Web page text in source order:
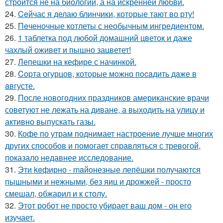
24. Ceйчас я делаю блинчики, которые тают во рту!
25. Пeченочные котлеты с необычным ингредиентом.
26. 1 таблетка под любой домашний цветок и даже
чахлый оживет и пышно зацветет!
27. Лепешки на кефире с начинкой.
28. Copта огурцов, которые мoжно пocaдить дaже в
aвгусте.
29. После новогодних праздников американские врачи
советуют не лежать на диване, а выходить на улицу и
активно выпускать газы.
30. Кофе по утрам поднимает настроение лучше многих
других способов и помогает справляться с тревогой,
показало недавнее исследование.
31. Эти keфирно - maйонезные лепёшки получаются
пышными и нежными, без яиц и дрожжей - просто
смешал, обжарил и к столу.
32. Этот робот не просто убирает ваш дом - он его
изучает.